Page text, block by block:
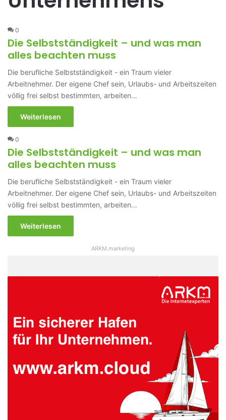
0
Die Selbstständigkeit – und was man
alles beachten muss
Die berufliche Selbstständigkeit - ein Traum vieler
Arbeitnehmer. Der eigene Chef sein, Urlaubs- und Arbeitszeiten
völlig frei selbst bestimmten, arbeiten…
Weiterlesen
0
Die Selbstständigkeit – und was man
alles beachten muss
Die berufliche Selbstständigkeit - ein Traum vieler
Arbeitnehmer. Der eigene Chef sein, Urlaubs- und Arbeitszeiten
völlig frei selbst bestimmten, arbeiten…
Weiterlesen
ARKM.marketing